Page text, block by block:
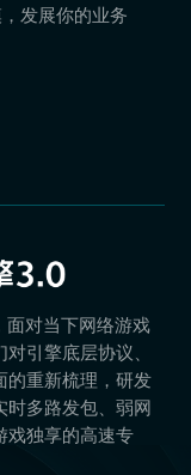
发展你的业务
对当下网络游戏
引擎底层协议、
的重新梳理，研发
时多路发包、弱网
戏独享的高速专